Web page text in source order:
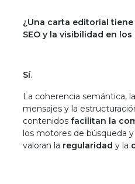
¿Una carta editorial
SEO y la visibilidad en
Sí.
La coherencia semántica,
mensajes y la
contenidos facilitan la
los motores de búsqueda
valoran la regularidad y la